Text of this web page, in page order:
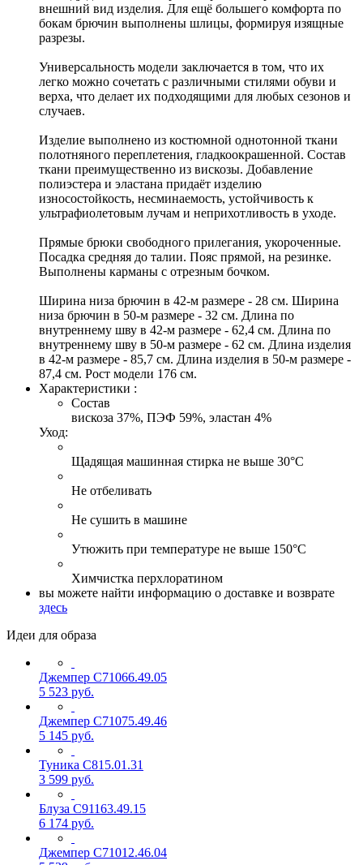
внешний вид изделия. Для ещё большего комфорта по
бокам брючин выполнены шлицы, формируя изящные
разрезы.
Универсальность модели заключается в том, что их
легко можно сочетать с различными стилями обуви и
верха, что делает их подходящими для любых сезонов и
случаев.
Изделие выполнено из костюмной однотонной ткани
полотняного переплетения, гладкоокрашенной. Состав
ткани преимущественно из вискозы. Добавление
полиэстера и эластана придаёт изделию
износостойкость, несминаемость, устойчивость к
ультрафиолетовым лучам и неприхотливость в уходе.
Прямые брюки свободного прилегания, укороченные.
Посадка средняя до талии. Пояс прямой, на резинке.
Выполнены карманы с отрезным бочком.
Ширина низа брючин в 42-м размере - 28 см. Ширина
низа брючин в 50-м размере - 32 см. Длина по
внутреннему шву в 42-м размере - 62,4 см. Длина по
внутреннему шву в 50-м размере - 62 см. Длина изделия
в 42-м размере - 85,7 см. Длина изделия в 50-м размере -
87,4 см. Рост модели 176 см.
Характеристики :
Состав
вискоза 37%, ПЭФ 59%, эластан 4%
Уход:
Щадящая машинная стирка не выше 30°С
Не отбеливать
Не сушить в машине
Утюжить при температуре не выше 150°С
Химчистка перхлоратином
вы можете найти информацию о доставке и возврате
здесь
Идеи для образа
Джемпер С71066.49.05
5 523 руб.
Джемпер С71075.49.46
5 145 руб.
Туника С815.01.31
3 599 руб.
Блуза С91163.49.15
6 174 руб.
Джемпер С71012.46.04